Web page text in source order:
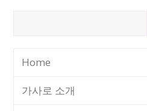
Home
가사로 소개